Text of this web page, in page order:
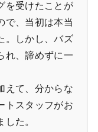
を受けたことが
で、当初は本当
。しかし、バズ
れ、諦めずに一
えて、分からな
トスタッフがお
た。